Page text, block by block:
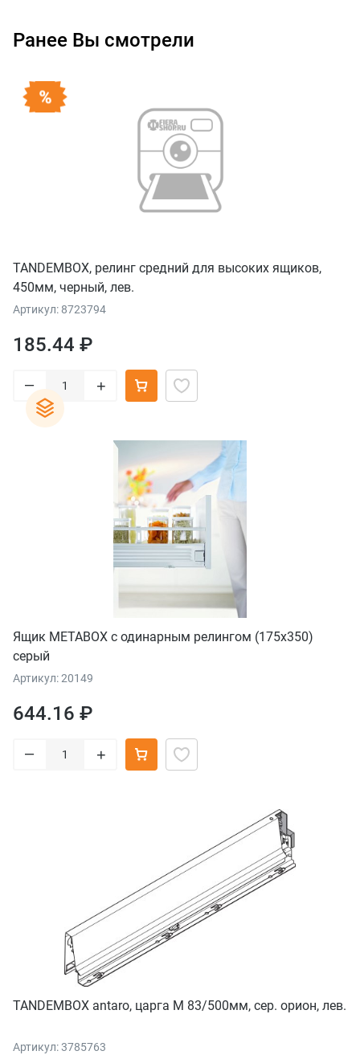
Ранее Вы смотрели
TANDEMBOX, релинг средний для высоких ящиков,
450мм, черный, лев.
Артикул: 8723794
185.44 ₽
– +
Ящик METABOX с одинарным релингом (175х350)
серый
Артикул: 20149
644.16 ₽
– +
TANDEMBOX antaro, царга M 83/500мм, сер. орион, лев.
Артикул: 3785763